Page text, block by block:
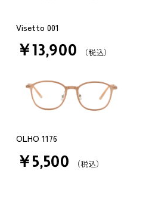
Visetto 001
￥13,900 （税込）
OLHO 1176
￥5,500 （税込）